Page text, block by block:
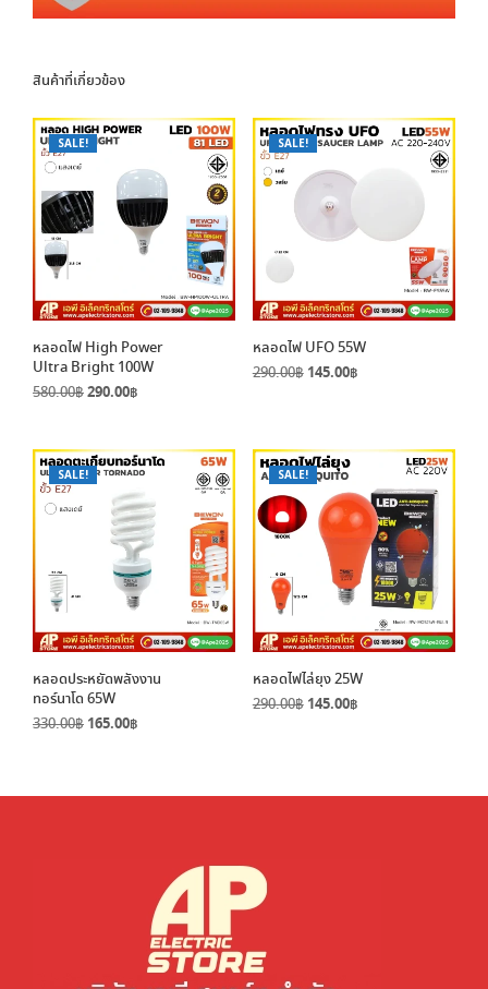
สินค้าที่เกี่ยวข้อง
SALE!
หลอดไฟ High Power
Ultra Bright 100W
580.00฿Original
580.00฿.
290.00฿
290.00฿.
SALE!
หลอดไฟ UFO 55W
290.00฿ Original
145.00฿Current
SALE!
หลอดประหยัดพลังงาน
ทอร์นาโด 65W
330.00฿ Original
165.00฿
SALE!
หลอดไฟไล่ยุง 25W
290.00฿ Original
145.00฿Current